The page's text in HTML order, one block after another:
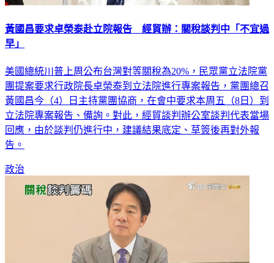
黃國昌要求卓榮泰赴立院報告 經貿辦：關稅談判中「不宜過
早」
美國總統川普上周公布台灣對等關稅為20%，民眾黨立法院黨
團提案要求行政院長卓榮泰到立法院進行專案報告，黨團總召
黃國昌今（4）日主持黨團協商，在會中要求本周五（8日）到
立法院專案報告、備詢。對此，經貿談判辦公室談判代表當場
回應，由於談判仍進行中，建議結果底定、草簽後再對外報
告。
政治